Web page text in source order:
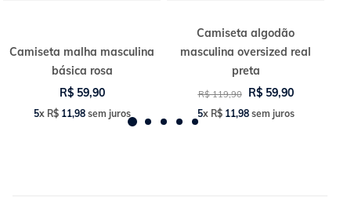
Camiseta malha masculina
básica rosa
R$ 59,90
5x R$ 11,98sem juros
Camiseta algodão
masculina oversized real
preta
R$ 119,90 R$ 59,90
5x R$ 11,98sem juros